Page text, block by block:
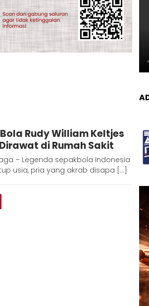
Rudy William Keltjes
di Rumah Sakit
– Legenda sepakbola Indonesia
usia, pria yang akrab disapa […]